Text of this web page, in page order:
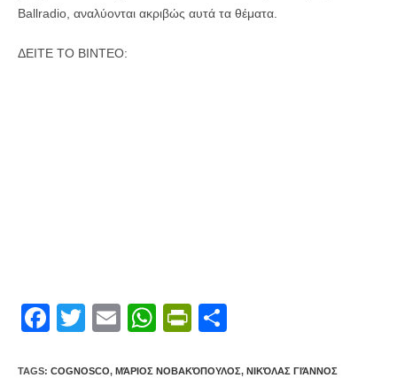
Ballradio, αναλύονται ακριβώς αυτά τα θέματα.
ΔΕΙΤΕ ΤΟ ΒΙΝΤΕΟ:
F
T
E
W Pr
TAGS: COGNOSCO, ΜΆΡΙΟΣ ΝΟΒΑΚΌΠΟΥΛΟΣ, ΝΙΚΌΛΑΣ ΓΙΆΝΝΟΣ